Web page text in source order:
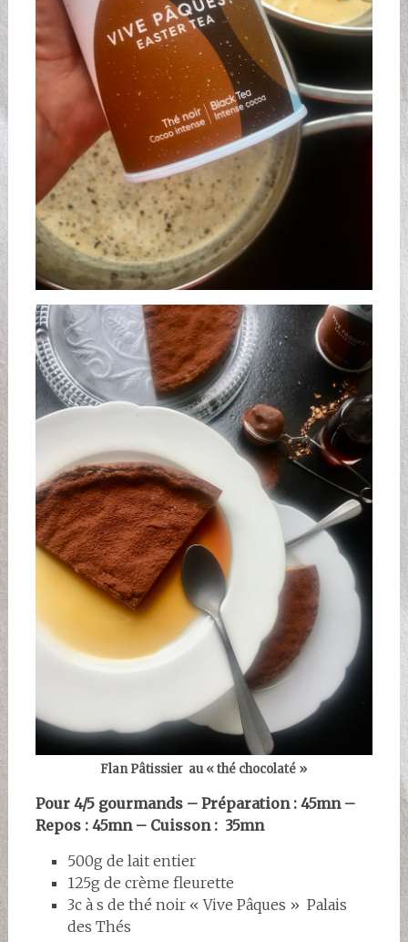
Flan Pâtissier au « thé chocolaté »
Pour 4/5 gourmands – Préparation : 45mn –
Repos : 45mn – Cuisson : 35mn
500g de lait entier
125g de crème fleurette
3c à s de thé noir « Vive Pâques » Palais
des Thés